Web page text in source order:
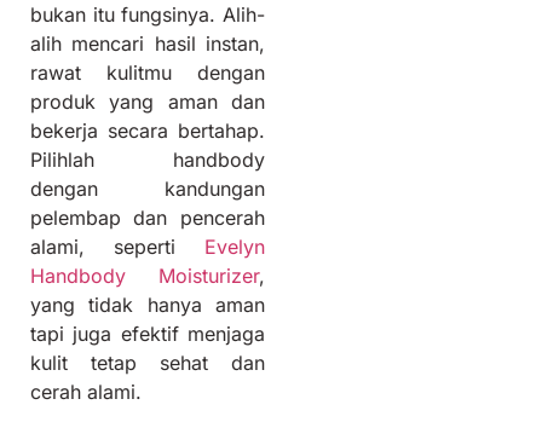
bukan itu fungsinya. Alih-
alih mencari hasil instan,
rawat kulitmu dengan
produk yang aman dan
bekerja secara bertahap.
Pilihlah handbody
dengan kandungan
pelembap dan pencerah
alami, seperti Evelyn
Handbody Moisturizer,
yang tidak hanya aman
tapi juga efektif menjaga
kulit tetap sehat dan
cerah alami.